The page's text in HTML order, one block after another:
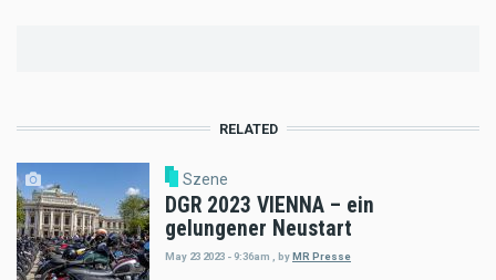
RELATED
Szene
DGR 2023 VIENNA – ein
gelungener Neustart
May 23 2023 - 9:36am byMR Presse